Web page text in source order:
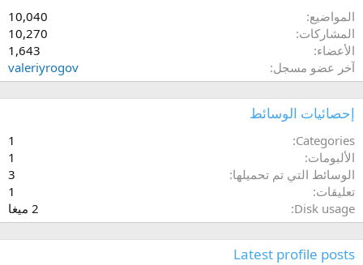
المواضيع
10,040
المشاركات
10,270
الأعضاء
1,643
آخر عضو مسجل
valeriyrogov
إحصائيات الوسائط
Categories
1
الألبومات
1
الوسائط التي تم تحميلها
3
تعليقات
1
Disk usage
2 ميغا
Latest profile posts